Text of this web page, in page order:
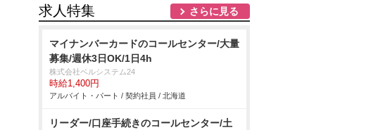
求人特集 さらに見る
マイナンバーカードのコールセンター/大量
募集/週休3日OK/1日4h
株式会社ベルシステム24
時給1,400円
アルバイト・パート / 契約社員 / 北海道
リーダー/口座手続きのコールセンター/土